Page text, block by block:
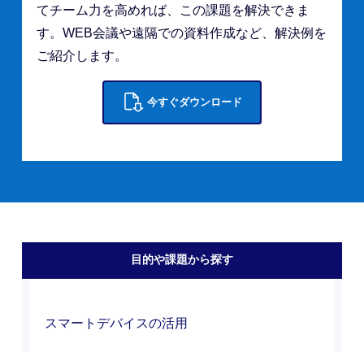
てチーム力を高めれば、この課題を解決できま
す。WEB会議や遠隔での資料作成など、解決例を
ご紹介します。
今すぐダウンロード
目的や課題から探す
スマートデバイスの活用